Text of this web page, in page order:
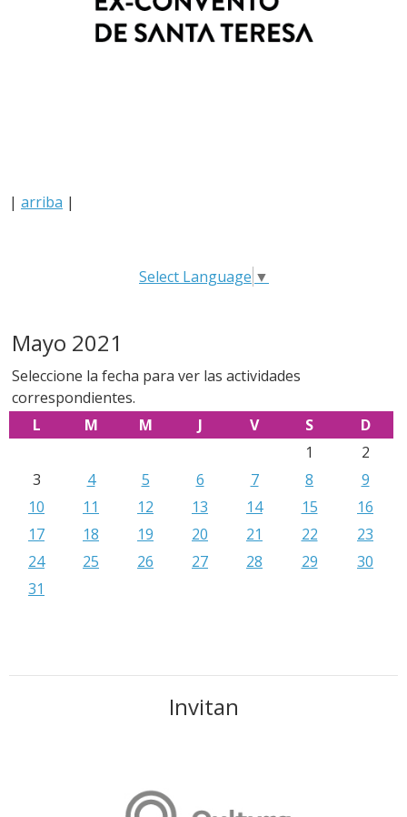
| arriba |
Select Language ▼
Mayo 2021
Seleccione la fecha para ver las actividades
correspondientes.
L
M M J V S
D
1
2
3
4 5 6 7 8
9
10
11 12 13 14 15
16
17
18 19 20 21 22
23
24
25 26 27 28 29
30
31
Invitan